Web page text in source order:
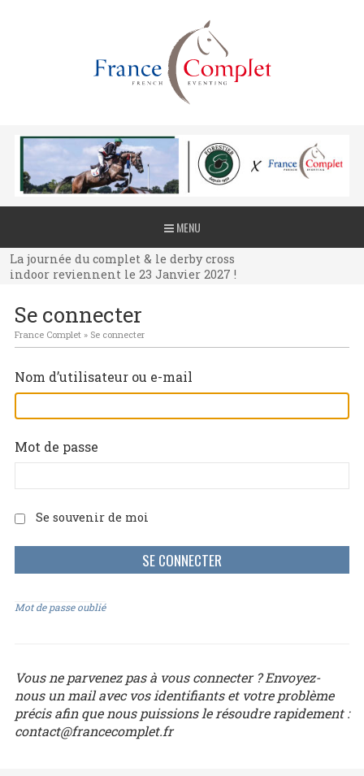
MENU
La journée du complet & le derby cross
indoor reviennent le 23 Janvier 2027 !
La journée du complet & le derby cross
indoor reviennent le 23 Janvier 2027 !
indoor reviennent le 23 Janvier 2027 !
Se connecter
France Complet» Se connecter
Nom d’utilisateur ou e-mail
Mot de passe
Se souvenir de moi
Mot de passe oublié
Vous ne parvenez pas à vous connecter ? Envoyez-
nous un mail avec vos identifiants et votre problème
précis afin que nous puissions le résoudre rapidement :
contact@francecomplet.fr